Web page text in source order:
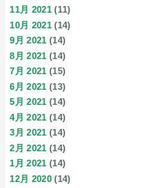
11月 2021 (11)
10月 2021 (14)
9月 2021 (14)
8月 2021 (14)
7月 2021 (15)
6月 2021 (13)
5月 2021 (14)
4月 2021 (14)
3月 2021 (14)
2月 2021 (14)
1月 2021 (14)
12月 2020 (14)